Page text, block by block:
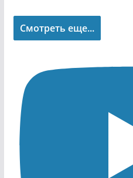
Смотреть еще...